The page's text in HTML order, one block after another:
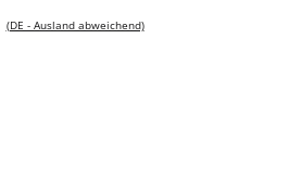
(DE - Ausland abweichend)